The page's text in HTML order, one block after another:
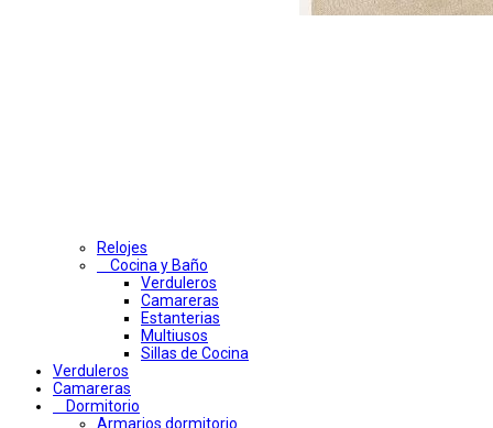
Relojes
Cocina y Baño
Verduleros
Camareras
Estanterias
Multiusos
Sillas de Cocina
Verduleros
Camareras
Dormitorio
Armarios dormitorio